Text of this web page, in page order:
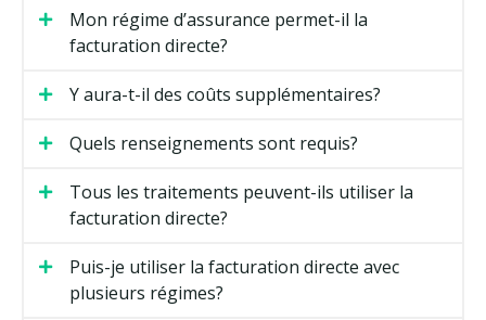
Mon régime d’assurance permet-il la
facturation directe?
Y aura-t-il des coûts supplémentaires?
Quels renseignements sont requis?
Tous les traitements peuvent-ils utiliser la
facturation directe?
Puis-je utiliser la facturation directe avec
plusieurs régimes?